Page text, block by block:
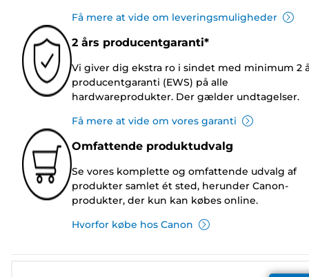
Få mere at vide om leveringsmuligheder
2 års producentgaranti*
Vi giver dig ekstra ro i sindet med minimum 2
producentgaranti (EWS) på alle
hardwareprodukter. Der gælder undtagelser.
Få mere at vide om vores garanti
Omfattende produktudvalg
Se vores komplette og omfattende udvalg af
produkter samlet ét sted, herunder Canon-
produkter, der kun kan købes online.
Hvorfor købe hos Canon